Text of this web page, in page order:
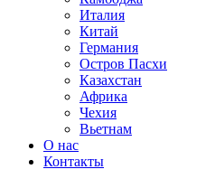
Италия
Китай
Германия
Остров Пасхи
Казахстан
Африка
Чехия
Вьетнам
О нас
Контакты